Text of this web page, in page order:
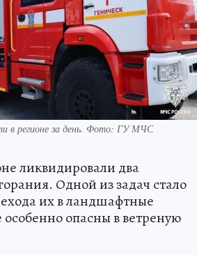
в регионе за день. Фото: ГУ МЧС
ликвидировали два
Одной из задач стало
их в ландшафтные
опасны в ветреную